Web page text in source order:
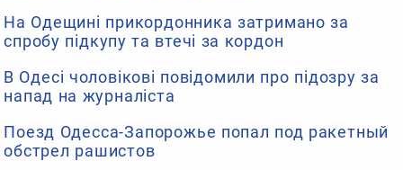
На Одещині прикордонника затримано за
спробу підкупу та втечі за кордон
В Одесі чоловікові повідомили про підозру за
напад на журналіста
Поезд Одесса-Запорожье попал под ракетный
обстрел рашистов